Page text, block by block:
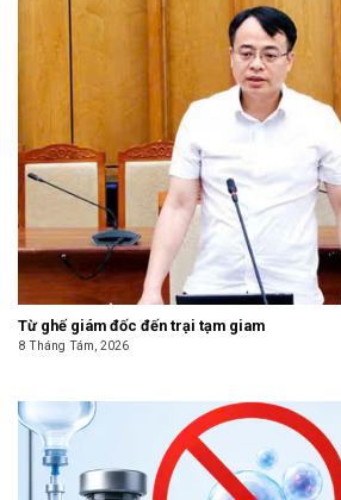
Từ ghế giám đốc đến trại tạm giam
8 Tháng Tám, 2026